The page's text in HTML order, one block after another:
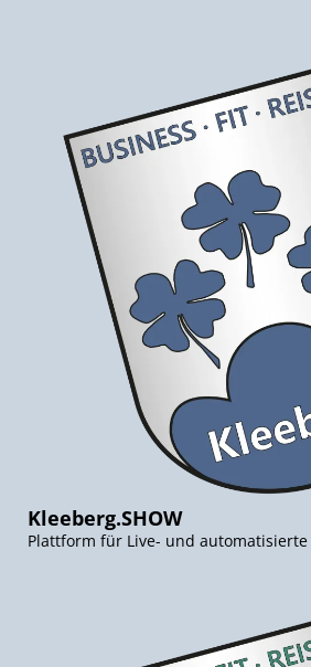
Kleeberg.SHOW
Plattform für Live- und